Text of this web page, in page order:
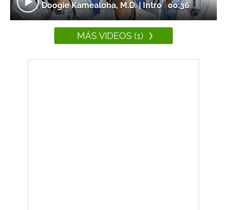
Doogie Kamealoha, M.D. | Intro00:36
MÁS VIDEOS (1)